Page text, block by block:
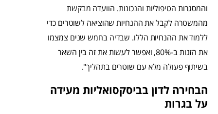
והמסגרות הטיפוליות והנכונות. הוועדה מבקשת
מהמשטרה לקבל את ההנחיות שהוציאה לשוטרים כדי
ללמוד את ההנחיות הללו. שבדיה בחמש שנים צמצמו
את הזנות ב-80%, ואפשר לעשות את זה בין השאר
בשיתוף פעולה מלא עם שוטרים בתהליך".
הבחירה לדון בביסקסואליות מעידה
על בגרות